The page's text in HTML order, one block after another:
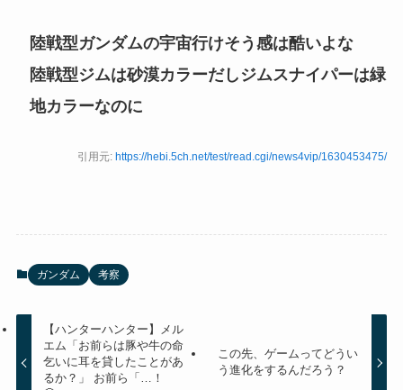
陸戦型ガンダムの宇宙行けそう感は酷いよな
陸戦型ジムは砂漠カラーだしジムスナイパーは緑
地カラーなのに
引用元: https://hebi.5ch.net/test/read.cgi/news4vip/1630453475/
ガンダム 考察
【ハンターハンター】メル
エム「お前らは豚や牛の命
乞いに耳を貸したことがあ
るか？」 お前ら「…！
この先、ゲームってどうい
う進化をするんだろう？